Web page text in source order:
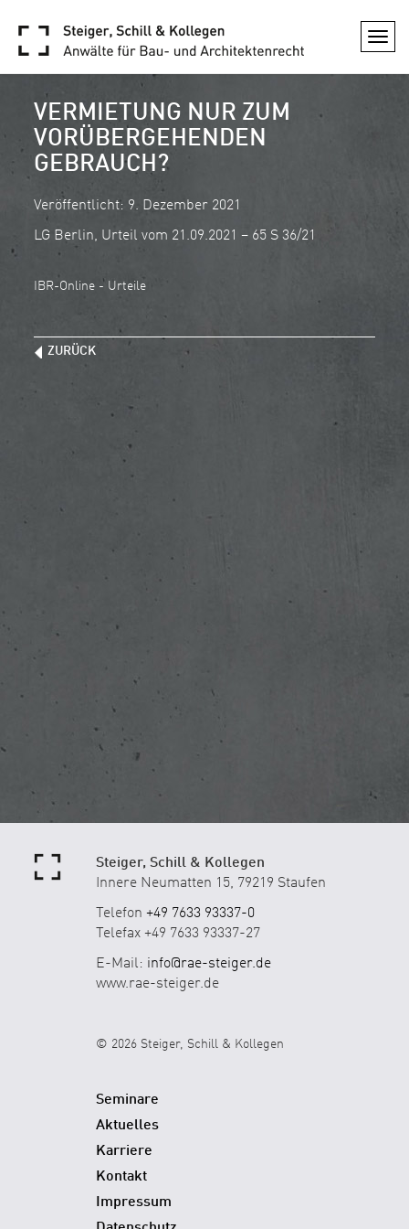
VERMIETUNG NUR ZUM
VORÜBERGEHENDEN
GEBRAUCH?
Veröffentlicht: 9. Dezember 2021
LG Berlin, Urteil vom 21.09.2021 – 65 S 36/21
IBR-Online - Urteile
ZURÜCK
Steiger, Schill & Kollegen
Innere Neumatten 15, 79219 Staufen
Telefon +49 7633 93337-0
Telefax +49 7633 93337-27
E-Mail: info@rae-steiger.de
www.rae-steiger.de
© 2026 Steiger, Schill & Kollegen
Seminare
Aktuelles
Karriere
Kontakt
Impressum